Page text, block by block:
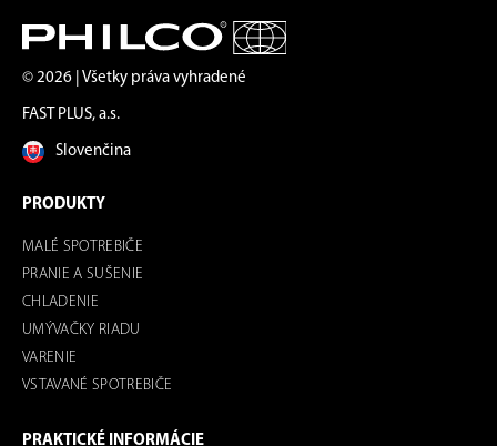
© 2026 | Všetky práva vyhradené
FAST PLUS, a.s.
Slovenčina
PRODUKTY
MALÉ SPOTREBIČE
PRANIE A SUŠENIE
CHLADENIE
UMÝVAČKY RIADU
VARENIE
VSTAVANÉ SPOTREBIČE
PRAKTICKÉ INFORMÁCIE